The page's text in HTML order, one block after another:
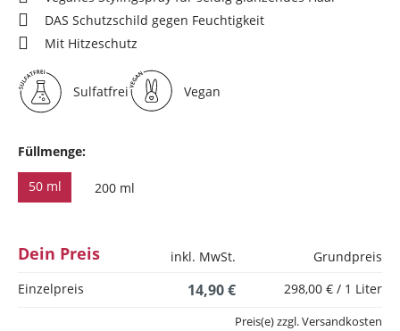
DAS Schutzschild gegen Feuchtigkeit
Mit Hitzeschutz
Sulfatfrei Vegan
Füllmenge:
50 ml 200 ml
Dein Preis inkl. MwSt.
Grundpreis
Einzelpreis
14,90 € 298,00 € / 1 Liter
Preis(e) zzgl. Versandkosten